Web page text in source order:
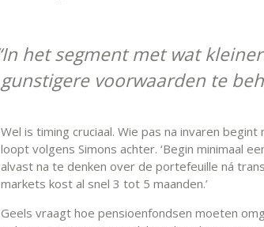
In het segment met wat
gunstigere voorwaarden te
Wel is timing cruciaal. Wie pas na invaren
loopt volgens Simons achter. ‘Begin minimaal
alvast na te denken over de portefeuille ná
markets kost al snel 3 tot 5 maanden.’
Geels vraagt hoe pensioenfondsen moeten